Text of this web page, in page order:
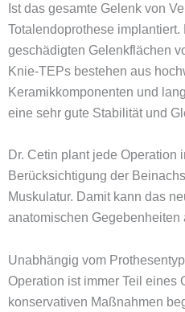
Ist das gesamte Gelenk von
Totalendoprothese
geschädigten Gelenkflächen
Knie-TEPs bestehen aus
Keramikkomponenten und
eine sehr gute Stabilität und
Dr. Cetin plant jede Operation
Berücksichtigung der
Muskulatur. Damit kann das
anatomischen Gegebenheiten
Unabhängig vom
Operation ist immer Teil eines
konservativen Maßnahmen